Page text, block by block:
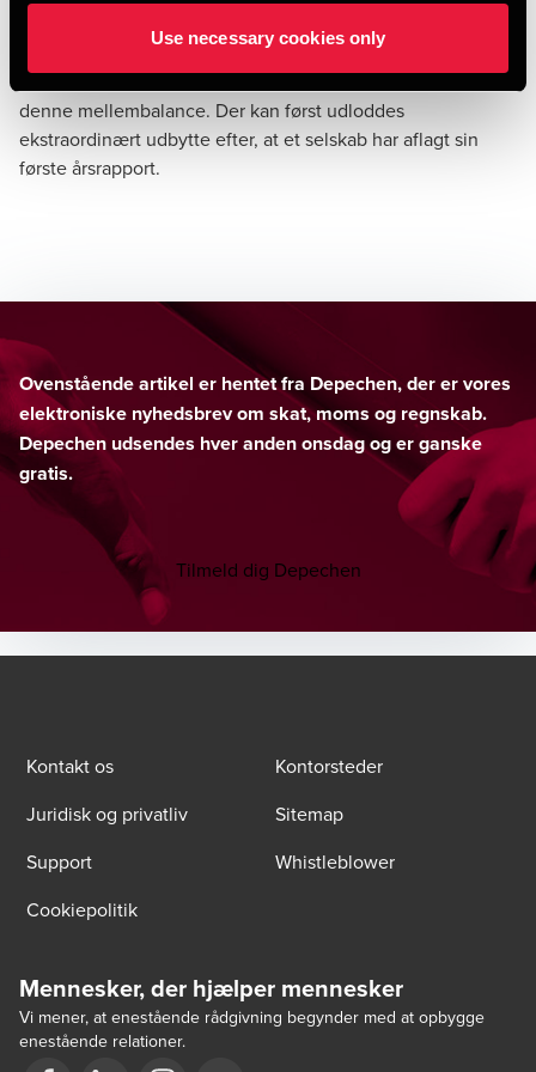
Use necessary cookies only
virksomheden. Er der revision på selskabets årsregnskab,
skal selskabets revisor som minimum foretage review af
denne mellembalance. Der kan først udloddes
ekstraordinært udbytte efter, at et selskab har aflagt sin
første årsrapport.
Ovenstående artikel er hentet fra Depechen, der er vores
elektroniske nyhedsbrev om skat, moms og regnskab.
Depechen udsendes hver anden onsdag og er ganske
gratis.
Tilmeld dig Depechen
Kontakt os
Kontorsteder
Juridisk og privatliv
Sitemap
Support
Whistleblower
Cookiepolitik
Mennesker, der hjælper mennesker
Vi mener, at enestående rådgivning begynder med at opbygge
enestående relationer.